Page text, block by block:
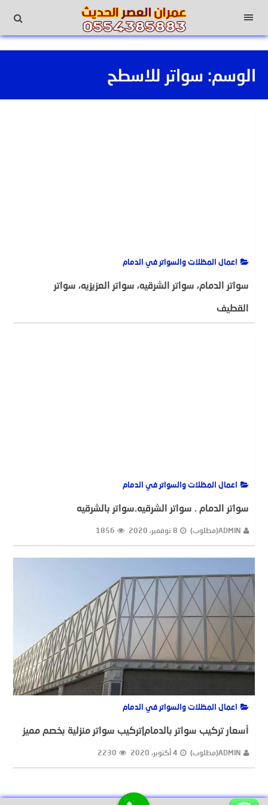
القائمة
الوسم: سواتر للاسطح
اعمال المظلات والسواتر في الدمام
سواتر الدمام، سواتر الشرقيه، سواتر العزيزيه، سواتر
القطيف
اعمال المظلات والسواتر في الدمام
سواتر الدمام . سواتر الشرقيه.سواتر بالشرقيه
ADMIN(مطلوب) 8 نوفمبر، 2020 1856
اعمال المظلات والسواتر في الدمام
أسعار تركيب سواتر بالدمام|تركيب سواتر منزلية بخصم مميز
ADMIN(مطلوب) 4 أكتوبر، 2020 2230